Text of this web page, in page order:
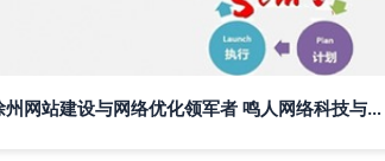
徐州网站建设与网络优化领军者 鸣人网络科技与富海360技术推广服务深度解析